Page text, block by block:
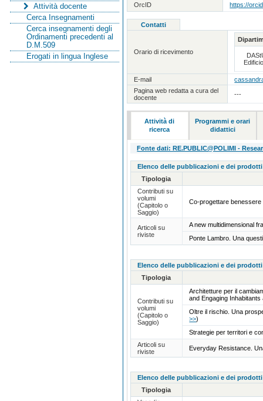
Attività docente
Cerca Insegnamenti
Cerca insegnamenti degli
Ordinamenti precedenti al
D.M.509
Erogati in lingua Inglese
OrcID
https://
Contatti
Orario di ricevimento
E-mail
Pagina web redatta a cura del
docente
---
Attività di
ricerca
Programmi e orari
didattici
Fonte dati: RE.PUBLIC@POLIMI -
Elenco delle pubblicazioni e dei
Tipologia
Contributi su
volumi
(Capitolo o
Saggio)
Co-progettare
Articoli su
riviste
A new multidimensional
Ponte Lambro. Una
Elenco delle pubblicazioni e dei
Tipologia
Contributi su
volumi
(Capitolo o
Saggio)
Architetture per il
and Engaging
Oltre il rischio. Una
>>)
Strategie per territori e
Articoli su
riviste
Everyday Resistance.
Elenco delle pubblicazioni e dei
Tipologia